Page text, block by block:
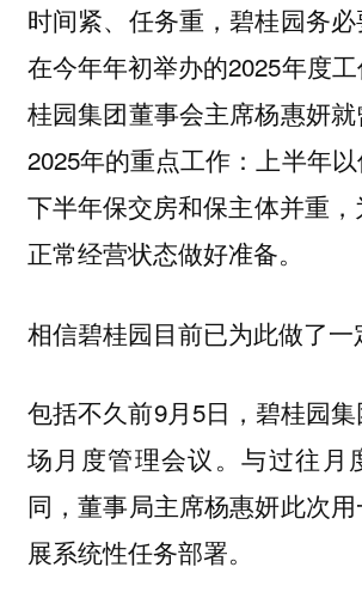
时间紧、任务重，碧桂园务必
在今年年初举办的2025年度
桂园集团董事会主席杨惠妍
2025年的重点工作：上半年以
下半年保交房和保主体并重，
正常经营状态做好准备。
相信碧桂园目前已为此做了一
包括不久前9月5日，碧桂园
场月度管理会议。与过往月
同，董事局主席杨惠妍此次
展系统性任务部署。